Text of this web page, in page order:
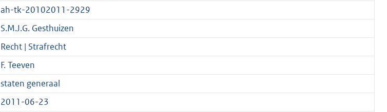
t
t
e
2
K
b
o
t
t
e
2
K
b
ah-tk-20102011-2929
S.M.J.G. Gesthuizen
Recht | Strafrecht
F. Teeven
staten generaal
2011-06-23